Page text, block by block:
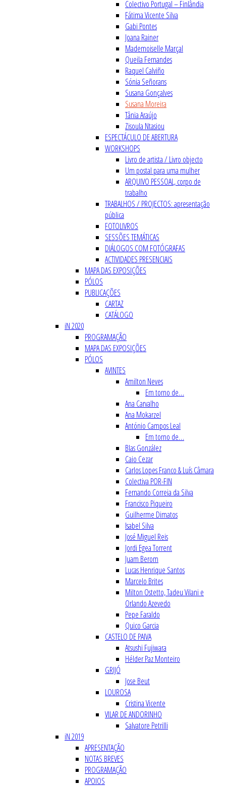
Colectivo Portugal – Finlândia
Fátima Vicente Silva
Gabi Pontes
Joana Rainer
Mademoiselle Marçal
Queila Fernandes
Raquel Calviño
Sónia Señorans
Susana Gonçalves
Susana Moreira
Tânia Araújo
Zisoula Ntasiou
ESPECTÁCULO DE ABERTURA
WORKSHOPS
Livro de artista / Livro objecto
Um postal para uma mulher
ARQUIVO PESSOAL, corpo de
trabalho
TRABALHOS / PROJECTOS: apresentação
pública
FOTOLIVROS
SESSÕES TEMÁTICAS
DIÁLOGOS COM FOTÓGRAFAS
ACTIVIDADES PRESENCIAIS
MAPA DAS EXPOSIÇÕES
PÓLOS
PUBLICAÇÕES
CARTAZ
CATÁLOGO
iN 2020
PROGRAMAÇÃO
MAPA DAS EXPOSIÇÕES
PÓLOS
AVINTES
Amilton Neves
Em torno de…
Ana Carvalho
Ana Mokarzel
António Campos Leal
Em torno de…
Blas González
Caio Cezar
Carlos Lopes Franco & Luís Câmara
Colectiva POR-FIN
Fernando Correia da Silva
Francisco Piqueiro
Guilherme Dimatos
Isabel Silva
José Miguel Reis
Jordi Egea Torrent
Juam Berom
Lucas Henrique Santos
Marcelo Brites
Milton Ostetto, Tadeu Vilani e
Orlando Azevedo
Pepe Faraldo
Quico Garcia
CASTELO DE PAIVA
Atsushi Fujiwara
Hélder Paz Monteiro
GRIJÓ
Jose Beut
LOUROSA
Cristina Vicente
VILAR DE ANDORINHO
Salvatore Petrilli
iN 2019
APRESENTAÇÃO
NOTAS BREVES
PROGRAMAÇÃO
APOIOS